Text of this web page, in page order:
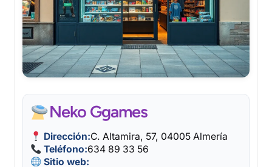
Neko Ggames
Dirección:C. Altamira, 57, 04005 Almería
Teléfono:634 89 33 56
Sitio web: